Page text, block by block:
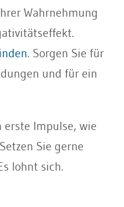
Wahrnehmung
. Sorgen Sie für
und für ein
erste Impulse, wie
Sie gerne
lohnt sich.